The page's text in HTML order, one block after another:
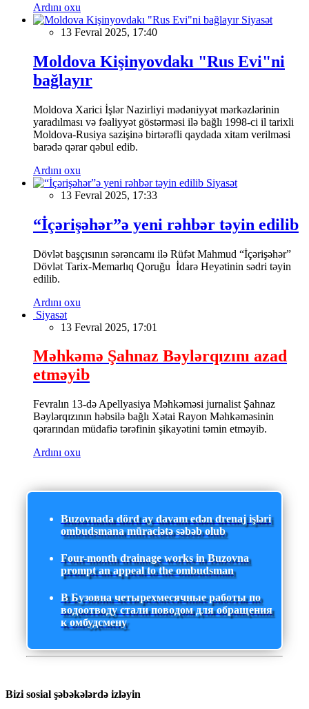
Ardını oxu
Siyasət
13 Fevral 2025, 17:40
Moldova Kişinyovdakı "Rus Evi"ni
bağlayır
Moldova Xarici İşlər Nazirliyi mədəniyyət mərkəzlərinin
yaradılması və fəaliyyət göstərməsi ilə bağlı 1998-ci il tarixli
Moldova-Rusiya sazişinə birtərəfli qaydada xitam verilməsi
barədə qərar qəbul edib.
Ardını oxu
Siyasət
13 Fevral 2025, 17:33
“İçərişəhər”ə yeni rəhbər təyin edilib
Dövlət başçısının sərəncamı ilə Rüfət Mahmud “İçərişəhər”
Dövlət Tarix-Memarlıq Qoruğu İdarə Heyətinin sədri təyin
edilib.
Ardını oxu
Siyasət
13 Fevral 2025, 17:01
Məhkəmə Şahnaz Bəylərqızını azad
etməyib
Fevralın 13-də Apellyasiya Məhkəməsi jurnalist Şahnaz
Bəylərqızının həbsilə bağlı Xətai Rayon Məhkəməsinin
qərarından müdafiə tərəfinin şikayətini təmin etməyib.
Ardını oxu
Buzovnada dörd ay davam edən drenaj işləri
ombudsmana müraciətə səbəb olub
Four-month drainage works in Buzovna
prompt an appeal to the ombudsman
В Бузовна четырехмесячные работы по
водоотводу стали поводом для обращения
к омбудсмену
Bizi sosial şəbəkələrdə izləyin